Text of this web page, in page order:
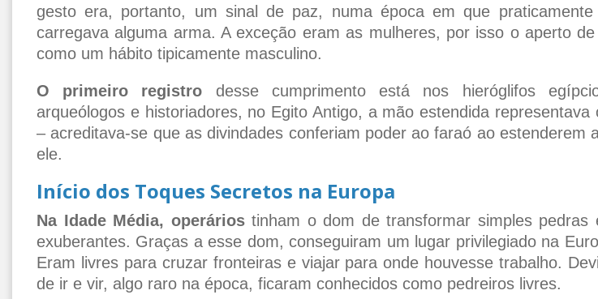
gesto era, portanto, um sinal de paz, numa época em que
carregava alguma arma. A exceção eram as mulheres, por isso o aperto
como um hábito tipicamente masculino.
O primeiro registro desse cumprimento está nos hieróglifos
arqueólogos e historiadores, no Egito Antigo, a mão estendida representava
– acreditava-se que as divindades conferiam poder ao faraó ao estenderem
ele.
Início dos Toques Secretos na Europa
Na Idade Média, operáriostinham o dom de transformar simples pedras
exuberantes. Graças a esse dom, conseguiram um lugar privilegiado na
Eram livres para cruzar fronteiras e viajar para onde houvesse trabalho.
de ir e vir, algo raro na época, ficaram conhecidos como pedreiros livres.